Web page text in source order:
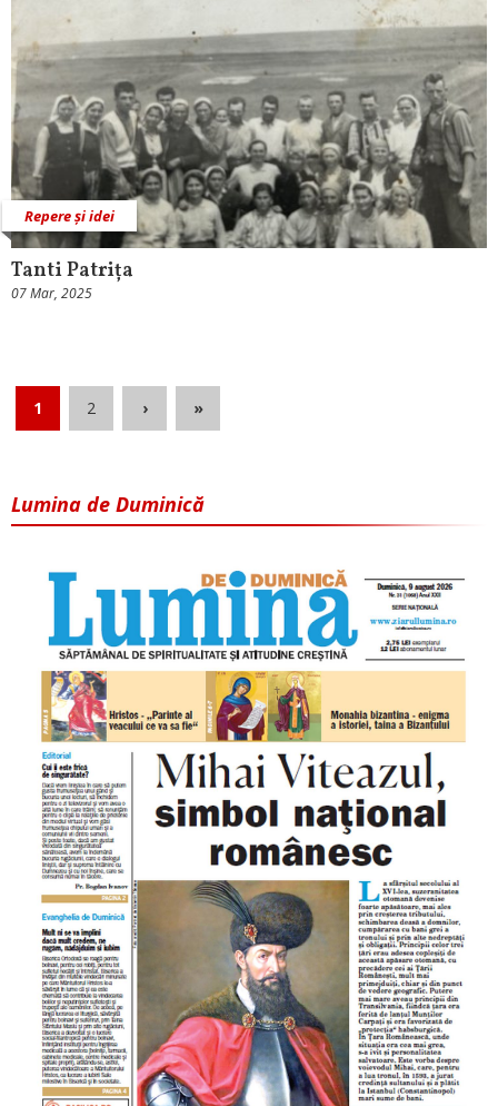
Repere și idei
Tanti Patrița
07 Mar, 2025
1 2 › »
Lumina de Duminică